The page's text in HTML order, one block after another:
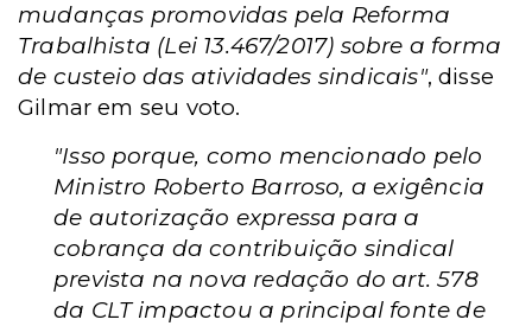
mudanças promovidas pela Reforma
Trabalhista (Lei 13.467/2017) sobre a forma
de custeio das atividades sindicais", disse
Gilmar em seu voto.
"Isso porque, como mencionado pelo
Ministro Roberto Barroso, a exigência
de autorização expressa para a
cobrança da contribuição sindical
prevista na nova redação do art. 578
da CLT impactou a principal fonte de